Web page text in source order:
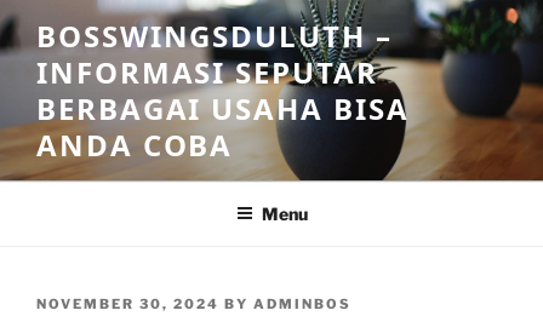
Skip
to
content
BOSSWINGSDULUTH –
INFORMASI SEPUTAR
BERBAGAI USAHA BISA
ANDA COBA
Menu
POSTED
NOVEMBER 30, 2024 BY ADMINBOS